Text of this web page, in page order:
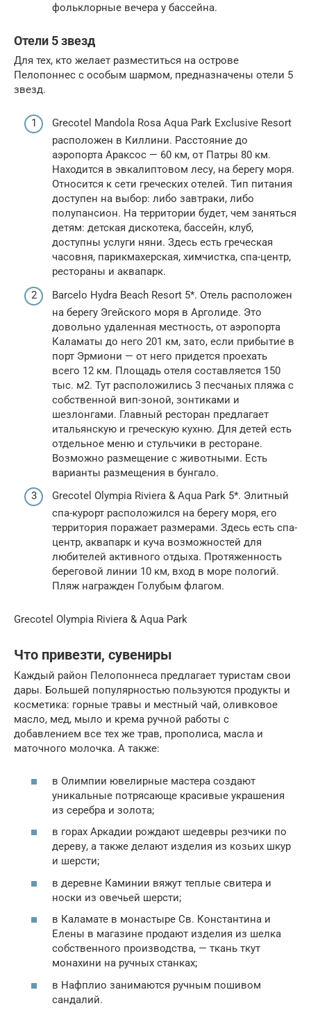
фольклорные вечера у бассейна.
Отели 5 звезд
Для тех, кто желает разместиться на острове
Пелопоннес с особым шармом, предназначены отели 5
звезд.
Grecotel Mandola Rosa Aqua Park Exclusive Resort
расположен в Киллини. Расстояние до
аэропорта Араксос — 60 км, от Патры 80 км.
Находится в эвкалиптовом лесу, на берегу моря.
Относится к сети греческих отелей. Тип питания
доступен на выбор: либо завтраки, либо
полупансион. На территории будет, чем заняться
детям: детская дискотека, бассейн, клуб,
доступны услуги няни. Здесь есть греческая
часовня, парикмахерская, химчистка, спа-центр,
рестораны и аквапарк.
Barcelo Hydra Beach Resort 5*. Отель расположен
на берегу Эгейского моря в Арголиде. Это
довольно удаленная местность, от аэропорта
Каламаты до него 201 км, зато, если прибытие в
порт Эрмиони — от него придется проехать
всего 12 км. Площадь отеля составляется 150
тыс. м2. Тут расположились 3 песчаных пляжа с
собственной вип-зоной, зонтиками и
шезлонгами. Главный ресторан предлагает
итальянскую и греческую кухню. Для детей есть
отдельное меню и стульчики в ресторане.
Возможно размещение с животными. Есть
варианты размещения в бунгало.
Grecotel Olympia Riviera & Aqua Park 5*. Элитный
спа-курорт расположился на берегу моря, его
территория поражает размерами. Здесь есть спа-
центр, аквапарк и куча возможностей для
любителей активного отдыха. Протяженность
береговой линии 10 км, вход в море пологий.
Пляж награжден Голубым флагом.
Grecotel Olympia Riviera & Aqua Park
Что привезти, сувениры
Каждый район Пелопоннеса предлагает туристам свои
дары. Большей популярностью пользуются продукты и
косметика: горные травы и местный чай, оливковое
масло, мед, мыло и крема ручной работы с
добавлением все тех же трав, прополиса, масла и
маточного молочка. А также:
в Олимпии ювелирные мастера создают
уникальные потрясающе красивые украшения
из серебра и золота;
в горах Аркадии рождают шедевры резчики по
дереву, а также делают изделия из козьих шкур
и шерсти;
в деревне Каминии вяжут теплые свитера и
носки из овечьей шерсти;
в Каламате в монастыре Св. Константина и
Елены в магазине продают изделия из шелка
собственного производства, — ткань ткут
монахини на ручных станках;
в Нафплио занимаются ручным пошивом
сандалий.